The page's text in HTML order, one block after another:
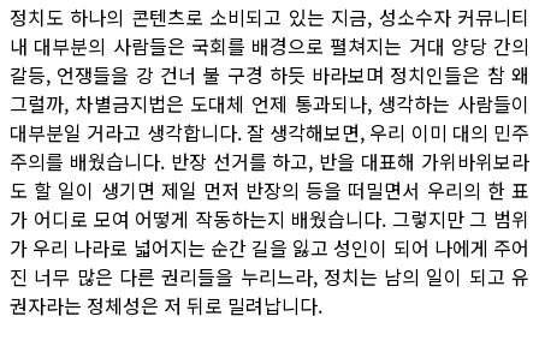
정치도 하나의 콘텐츠로 소비되고 있는 지금, 성소수자 커뮤니티
내 대부분의 사람들은 국회를 배경으로 펼쳐지는 거대 양당 간의
갈등, 언쟁들을 강 건너 불 구경 하듯 바라보며 정치인들은 참 왜
그럴까, 차별금지법은 도대체 언제 통과되나, 생각하는 사람들이
대부분일 거라고 생각합니다. 잘 생각해보면, 우리 이미 대의 민주
주의를 배웠습니다. 반장 선거를 하고, 반을 대표해 가위바위보라
도 할 일이 생기면 제일 먼저 반장의 등을 떠밀면서 우리의 한 표
가 어디로 모여 어떻게 작동하는지 배웠습니다. 그렇지만 그 범위
가 우리 나라로 넓어지는 순간 길을 잃고 성인이 되어 나에게 주어
진 너무 많은 다른 권리들을 누리느라, 정치는 남의 일이 되고 유
권자라는 정체성은 저 뒤로 밀려납니다.